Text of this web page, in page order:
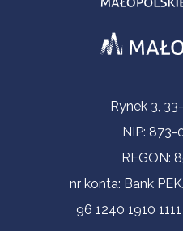
Contact Information
Rynek 3,
NIP: 873-
REGON:
nr konta: Bank
96 1240 1910